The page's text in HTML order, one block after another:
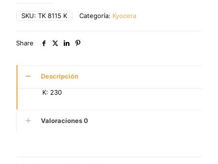
SKU: TK 8115 K Categoría: Kyocera
Share
Descripción
K: 230
Valoraciones0